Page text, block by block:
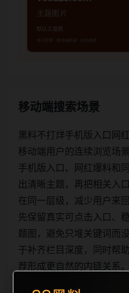
移动端搜索场景
黑料不打烊手机版入口网
移动端用户的连续浏览场
手机版入口、网红爆料和
出清晰主题，再把相关入
在同一层级，减少用户来
先保留真实可点击入口、
题图，避免只堆关键词而
于补齐栏目深度，同时帮
荐形成更自然的内链关系
键词、栏目词和文章标题